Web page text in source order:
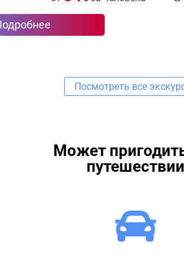
Посмотреть все
Может
путешествии